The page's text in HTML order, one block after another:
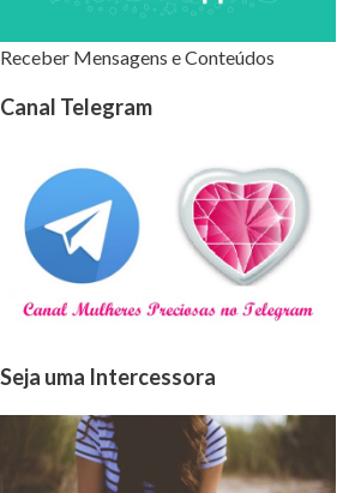
Receber Mensagens e Conteúdos
Canal Telegram
Seja uma Intercessora